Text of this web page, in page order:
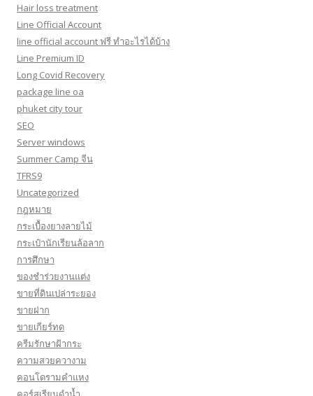
Hair loss treatment
Line Official Account
line official account ฟรี ทําอะไรได้บ้าง
Line Premium ID
Long Covid Recovery
package line oa
phuket city tour
SEO
Server windows
Summer Camp จีน
TFRS9
Uncategorized
กฎหมาย
กระเบื้องยางลายไม้
กระเป๋านักเรียนล้อลาก
การศึกษา
ของชำร่วยงานแต่ง
ขายที่ดินเปล่าระยอง
ขายฝาก
ขายเกียร์ทด
ครีมรักษาฝ้ากระ
ความสวยควางาม
คอนโดรามคำแหง